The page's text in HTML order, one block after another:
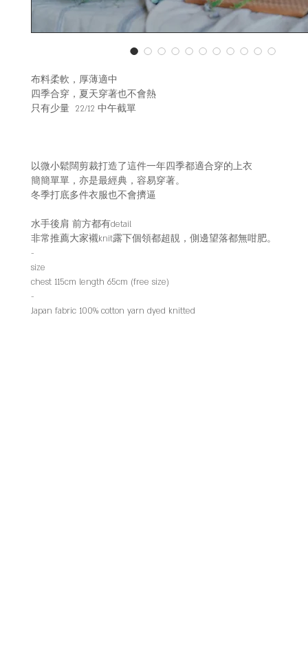
布料柔軟，厚薄適中
四季合穿，夏天穿著也不會熱
只有少量 22/12 中午截單
以微小鬆闊剪裁打造了這件一年四季都適合穿的上衣
簡簡單單，亦是最經典，容易穿著。
冬季打底多件衣服也不會擠逼
水手後肩 前方都有detail
非常推薦大家襯knit露下個領都超靚，側邊望落都無咁肥。
-
size
chest 115cm length 65cm (free size)
-
Japan fabric 100% cotton yarn dyed knitted